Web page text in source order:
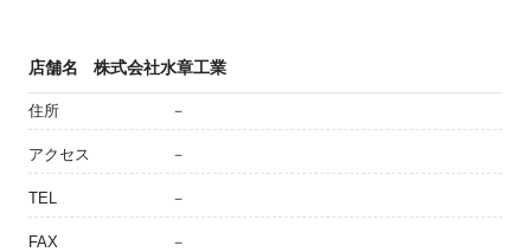
店舗名 株式会社水章工業
住所 －
アクセス －
TEL －
FAX －